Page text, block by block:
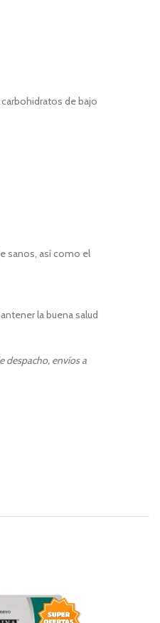
de bajo
sanos, así como el
la buena salud
despacho, envíos a